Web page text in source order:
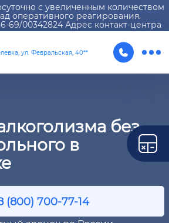
с увеличенным количеством
оперативного реагирования.
69/00342824 Адрес контакт-центра
ул. Февральская, 40**
без
в
(800) 700-77-14